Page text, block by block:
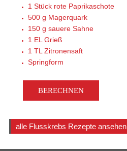
1 Stück rote Paprikaschote
500 g Magerquark
150 g sauere Sahne
1 EL Grieß
1 TL Zitronensaft
Springform
alle Flusskrebs Rezepte ansehen